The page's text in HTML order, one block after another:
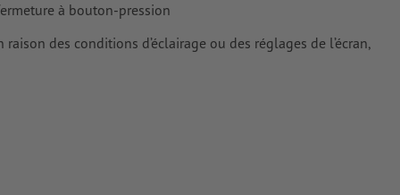
à bouton-pression
des conditions d’éclairage ou des réglages de l’écran,